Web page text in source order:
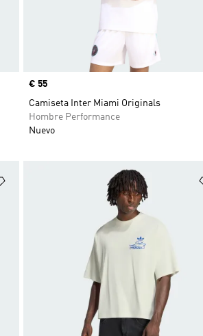
Precio
€ 55
Camiseta Inter Miami Originals
Hombre Performance
Nuevo
Añadir a la lista de deseos